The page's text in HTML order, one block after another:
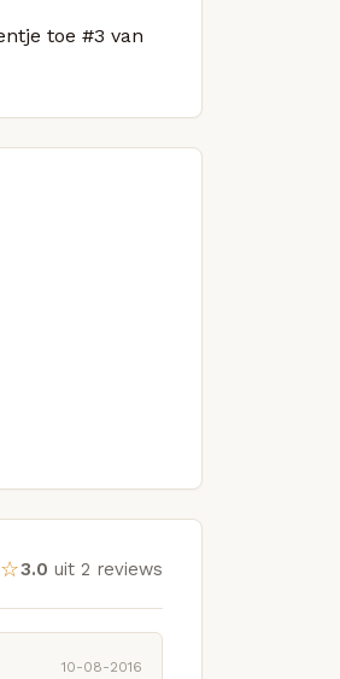
toe #3 van
3.0 uit 2 reviews
10-08-2016